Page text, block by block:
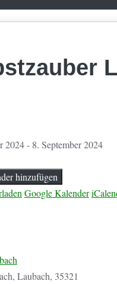
2024 - 8. September 2024
hinzufügen
Google Kalender
Laubach, 35321